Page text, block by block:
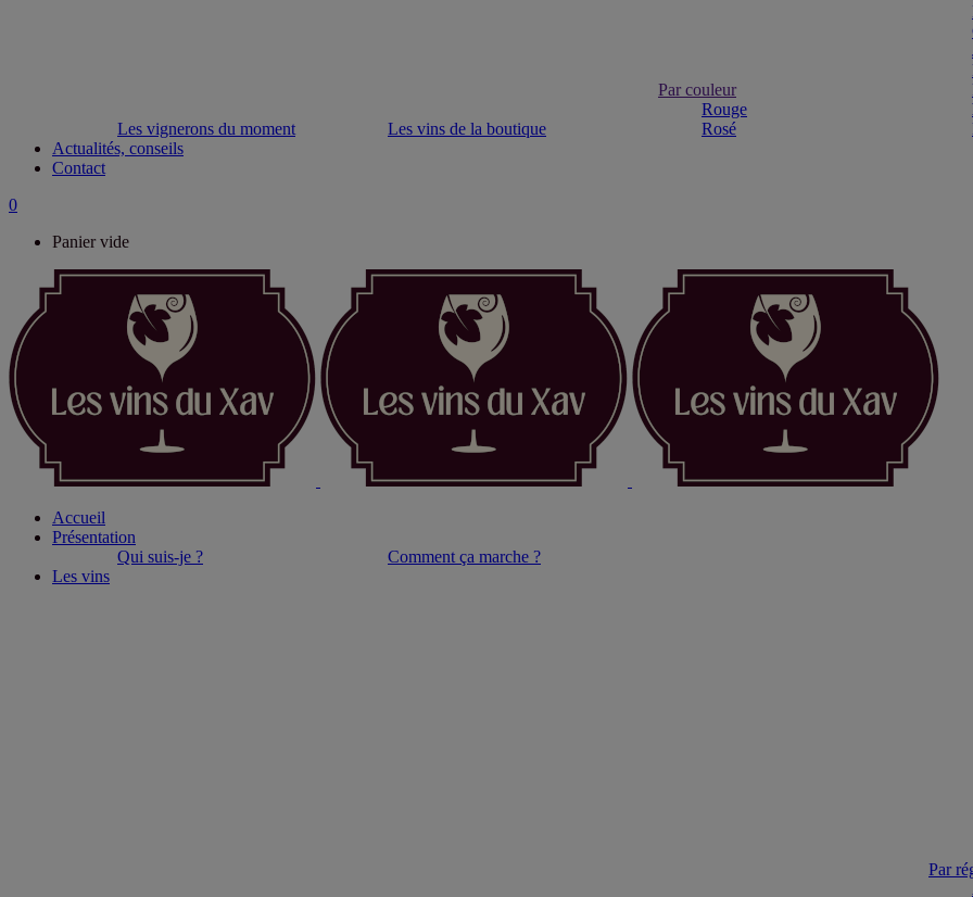
Les vignerons du moment Les vins de la boutique
Par couleur
Rouge
Rosé
Actualités, conseils
Contact
0
Panier vide
Accueil
Présentation
Qui suis-je ?
Comment ça marche ?
Les vins
Par